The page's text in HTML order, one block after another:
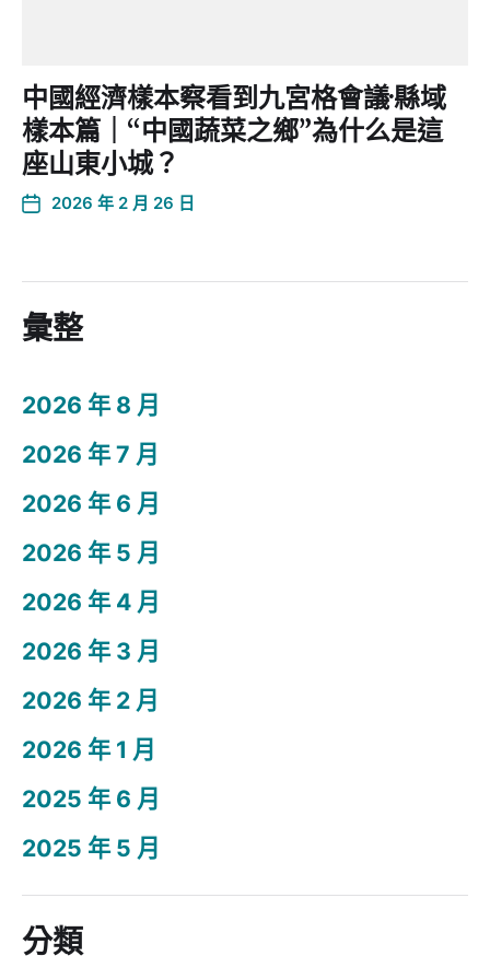
中國經濟樣本察看到九宮格會議·縣域
樣本篇｜“中國蔬菜之鄉”為什么是這
座山東小城？
2026 年 2 月 26 日
彙整
2026 年 8 月
2026 年 7 月
2026 年 6 月
2026 年 5 月
2026 年 4 月
2026 年 3 月
2026 年 2 月
2026 年 1 月
2025 年 6 月
2025 年 5 月
分類